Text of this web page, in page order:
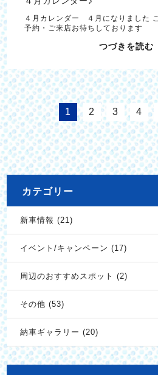
４月カレンダー ４月になりました
予約・ご来店お待ちしております
つづきを読む
1 2 3 4
カテゴリー
新車情報 (21)
イベント/キャンペーン (17)
周辺のおすすめスポット (2)
その他 (53)
納車ギャラリー (20)